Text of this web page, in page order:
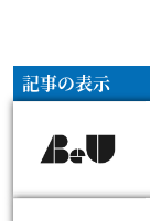
記事の表示